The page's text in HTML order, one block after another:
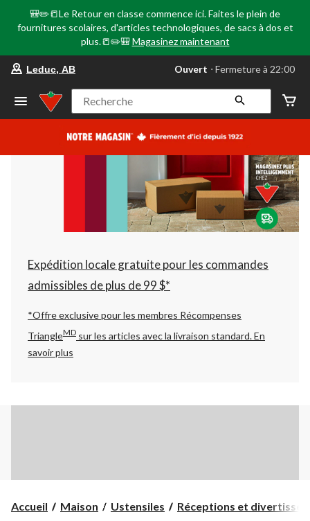
🎒✏️📒Le Retour en classe commence ici. Faites le plein de
fournitures scolaires, d'articles technologiques, de sacs à dos et
plus.📒✏️🎒 Magasinez maintenant
votre
préféré
Leduc,
AB,
courament
Fermeture
à
22:00
cliquer
pour
changer
Leduc, AB Ouvert ⋅ Fermeture à 22:00
Recherche
Expédition locale gratuite pour les commandes
admissibles de plus de 99 $*
*Offre exclusive pour les membres Récompenses
TriangleMD sur les articles avec la livraison standard.En
savoir plus
Accueil Maison Ustensiles Réceptions et